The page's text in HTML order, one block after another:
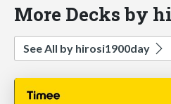
More Decks by
See All by hirosi1900day